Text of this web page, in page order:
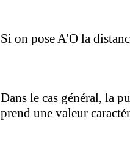
Si on pose A'O la
Dans le cas général, la
prend une valeur